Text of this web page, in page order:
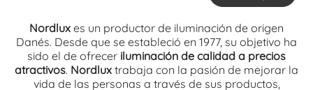
Nordlux es un productor de iluminación de origen
Danés. Desde que se estableció en 1977, su objetivo ha
sido el de ofrecer iluminación de calidad a precios
atractivos. Nordlux trabaja con la pasión de mejorar la
vida de las personas a través de sus productos,